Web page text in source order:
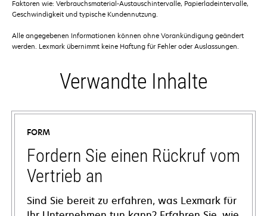
Faktoren wie: Verbrauchsmaterial-Austauschintervalle, Papierladeintervalle,
Geschwindigkeit und typische Kundennutzung.
Alle angegebenen Informationen können ohne Vorankündigung geändert
werden. Lexmark übernimmt keine Haftung für Fehler oder Auslassungen.
Verwandte Inhalte
FORM
Fordern Sie einen Rückruf vom
Vertrieb an
Sind Sie bereit zu erfahren, was Lexmark für